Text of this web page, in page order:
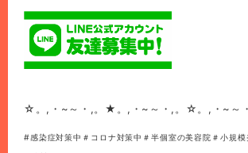
☆。,・~～・,。★。,・~～・,。☆。,・~～
#感染症対策中＃コロナ対策中＃半個室の美容院＃小規模